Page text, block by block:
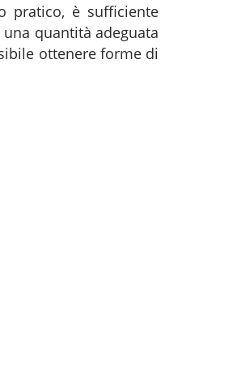
pratico, è sufficiente
quantità adeguata
ottenere forme di